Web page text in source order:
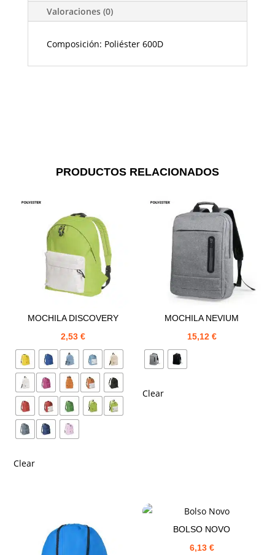
Valoraciones (0)
Composición: Poliéster 600D
PRODUCTOS RELACIONADOS
MOCHILA DISCOVERY
2,53€
Clear
MOCHILA NEVIUM
15,12 €
Clear
BOLSO NOVO
6,13 €